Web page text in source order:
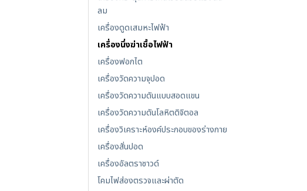
ลม
เครื่องดูดเสมหะไฟฟ้า
เครื่องนึ่งฆ่าเชื้อไฟฟ้า
เครื่องฟอกไต
เครื่องวัดความจุปอด
เครื่องวัดความดันแบบสอดแขน
เครื่องวัดความดันโลหิตดิจิตอล
เครื่องวิเคราะห์องค์ประกอบของร่างกาย
เครื่องสั่นปอด
เครื่องอัลตราซาวด์
โคมไฟส่องตรวจและผ่าตัด